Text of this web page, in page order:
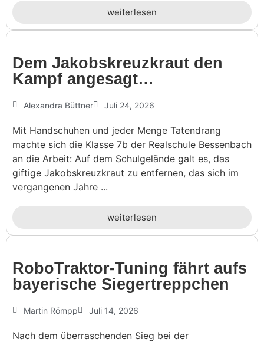
weiterlesen
Dem Jakobs­kreuz­kraut den
Kampf angesagt…
Alexandra Büttner Juli 24, 2026
Mit Handschuhen und jeder Menge Tatendrang
machte sich die Klasse 7b der Realschule Bessenbach
an die Arbeit: Auf dem Schulgelände galt es, das
giftige Jakobskreuzkraut zu entfernen, das sich im
vergangenen Jahre ...
weiterlesen
Robo­Traktor-Tuning fährt aufs
baye­ri­sche Siegertreppchen
Martin Römpp Juli 14, 2026
Nach dem überraschenden Sieg bei der